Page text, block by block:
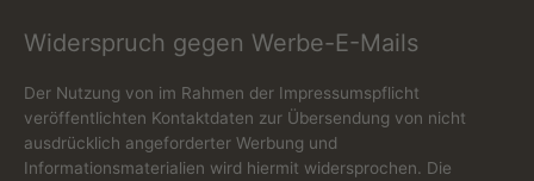
Widerspruch gegen Werbe-E-Mails
Der Nutzung von im Rahmen der Impressumspflicht
veröffentlichten Kontaktdaten zur Übersendung von nicht
ausdrücklich angeforderter Werbung und
Informationsmaterialien wird hiermit widersprochen. Die